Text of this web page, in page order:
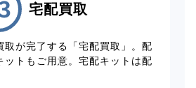
宅配買取
取が完了する「宅配買取」。配
ットもご用意。宅配キットは配